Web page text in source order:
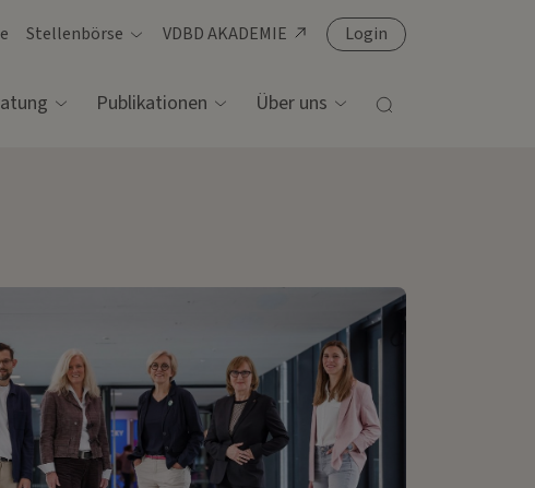
Publikationen Über uns
Stellenbörse VDBD AKADEMIE Login